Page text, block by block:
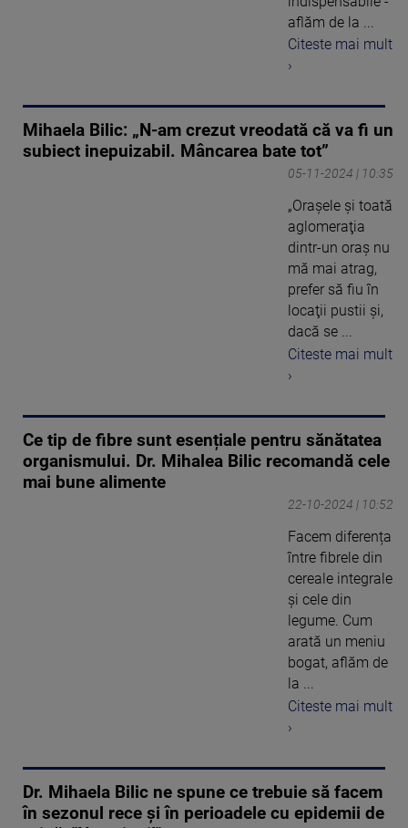
aflăm de la ...
Citeste mai mult
›
Mihaela Bilic: „N-am crezut vreodată că va fi un
subiect inepuizabil. Mâncarea bate tot”
05-11-2024 | 10:35
„Oraşele şi toată
aglomeraţia
dintr-un oraş nu
mă mai atrag,
prefer să fiu în
locaţii pustii şi,
dacă se ...
Citeste mai mult
›
Ce tip de fibre sunt esențiale pentru sănătatea
organismului. Dr. Mihalea Bilic recomandă cele
mai bune alimente
22-10-2024 | 10:52
Facem diferența
între fibrele din
cereale integrale
și cele din
legume. Cum
arată un meniu
bogat, aflăm de
la ...
Citeste mai mult
›
Dr. Mihaela Bilic ne spune ce trebuie să facem
în sezonul rece și în perioadele cu epidemii de